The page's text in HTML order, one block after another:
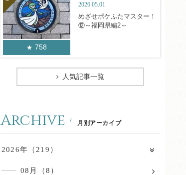
758
2026.05.01
めざせポケふたマスター！
⑫～福岡県編2～
人気記事一覧
Archive 月別アーカイブ
2026年（219）
08月（8）